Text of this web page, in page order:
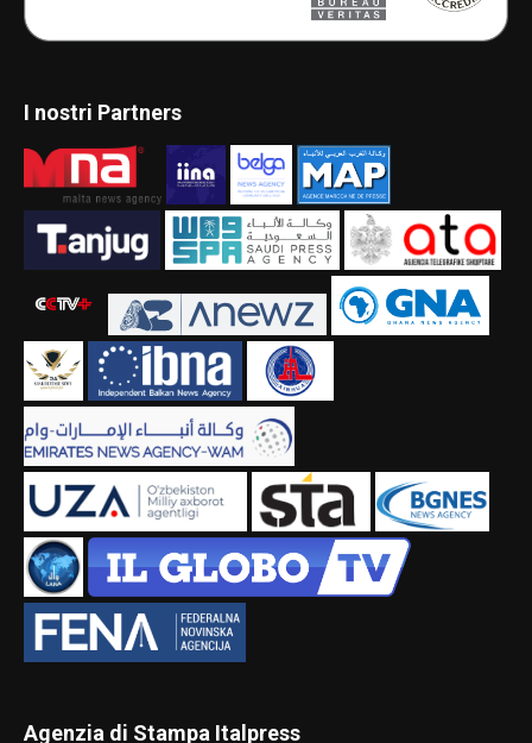
I nostri Partners
Agenzia di Stampa Italpress